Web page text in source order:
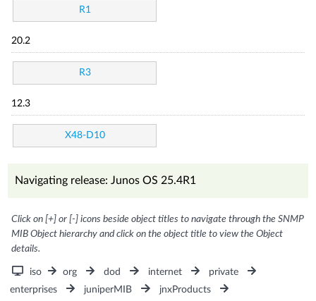
R1
20.2
R3
12.3
X48-D10
Navigating release: Junos OS 25.4R1
Click on [+] or [-] icons beside object titles to navigate through the SNMP
MIB Object hierarchy and click on the object title to view the Object
details.
iso org dod internet
private
enterprises
juniperMIB
jnxProducts